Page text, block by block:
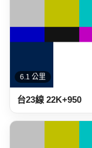
6.1 公里
台23線 22K+950